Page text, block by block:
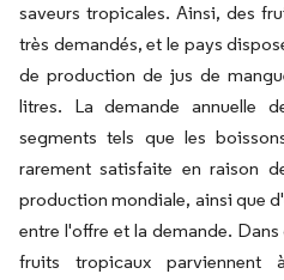
saveurs tropicales. Ainsi, des
très demandés, et le pays
de production de jus de
litres. La demande annuelle
segments tels que les
rarement satisfaite en raison
production mondiale, ainsi que
entre l'offre et la demande.
fruits tropicaux